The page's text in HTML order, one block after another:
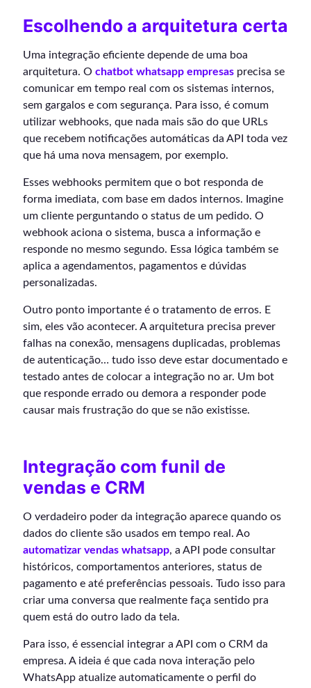
Escolhendo a arquitetura certa
Uma integração eficiente depende de uma boa
arquitetura. O chatbot whatsapp empresas precisa se
comunicar em tempo real com os sistemas internos,
sem gargalos e com segurança. Para isso, é comum
utilizar webhooks, que nada mais são do que URLs
que recebem notificações automáticas da API toda vez
que há uma nova mensagem, por exemplo.
Esses webhooks permitem que o bot responda de
forma imediata, com base em dados internos. Imagine
um cliente perguntando o status de um pedido. O
webhook aciona o sistema, busca a informação e
responde no mesmo segundo. Essa lógica também se
aplica a agendamentos, pagamentos e dúvidas
personalizadas.
Outro ponto importante é o tratamento de erros. E
sim, eles vão acontecer. A arquitetura precisa prever
falhas na conexão, mensagens duplicadas, problemas
de autenticação… tudo isso deve estar documentado e
testado antes de colocar a integração no ar. Um bot
que responde errado ou demora a responder pode
causar mais frustração do que se não existisse.
Integração com funil de
vendas e CRM
O verdadeiro poder da integração aparece quando os
dados do cliente são usados em tempo real. Ao
automatizar vendas whatsapp, a API pode consultar
históricos, comportamentos anteriores, status de
pagamento e até preferências pessoais. Tudo isso para
criar uma conversa que realmente faça sentido pra
quem está do outro lado da tela.
Para isso, é essencial integrar a API com o CRM da
empresa. A ideia é que cada nova interação pelo
WhatsApp atualize automaticamente o perfil do